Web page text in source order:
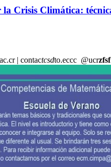
Crisis Climática:
| contactcsdto.eccc @ucrzfsf